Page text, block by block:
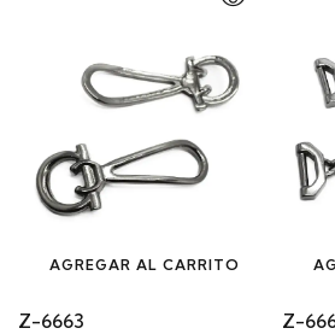
AGREGAR AL CARRITO
Z-6663
Z-